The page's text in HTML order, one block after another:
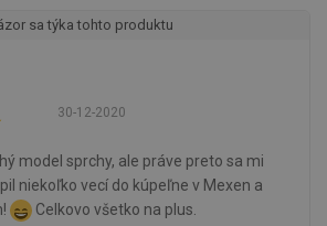
sa týka tohto produktu
30-12-2020
model sprchy, ale práve preto sa mi
niekoľko vecí do kúpeľne v Mexen a
Celkovo všetko na plus.